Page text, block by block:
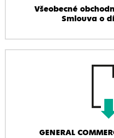
Všeobecné
Smlouva o
GENERAL